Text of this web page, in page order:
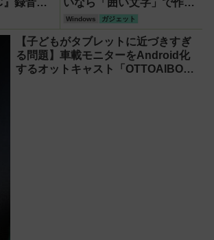
』録音か
し・翻
すAIボイ
議事録作
いなら「囲い文字」で作る
【Windows】
Windows ガジェット
【子どもがタブレットに近づきすぎ
る問題】車載モニターをAndroid化
するオットキャスト「OTTOAIBOX